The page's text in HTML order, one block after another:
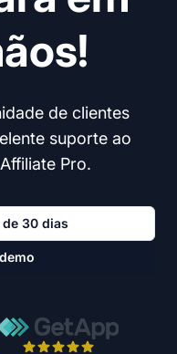
de clientes
suporte ao
Pro.
30 dias